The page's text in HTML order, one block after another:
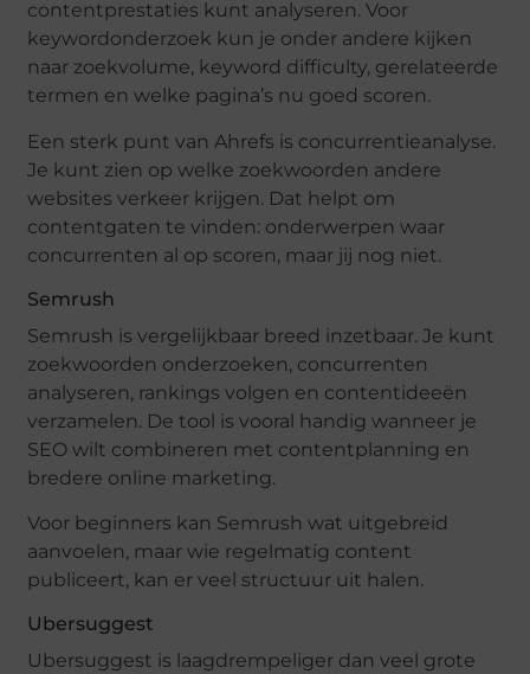
contentprestaties kunt analyseren. Voor
keywordonderzoek kun je onder andere kijken
naar zoekvolume, keyword difficulty, gerelateerde
termen en welke pagina’s nu goed scoren.
Een sterk punt van Ahrefs is concurrentieanalyse.
Je kunt zien op welke zoekwoorden andere
websites verkeer krijgen. Dat helpt om
contentgaten te vinden: onderwerpen waar
concurrenten al op scoren, maar jij nog niet.
Semrush
Semrush is vergelijkbaar breed inzetbaar. Je kunt
zoekwoorden onderzoeken, concurrenten
analyseren, rankings volgen en contentideeën
verzamelen. De tool is vooral handig wanneer je
SEO wilt combineren met contentplanning en
bredere online marketing.
Voor beginners kan Semrush wat uitgebreid
aanvoelen, maar wie regelmatig content
publiceert, kan er veel structuur uit halen.
Ubersuggest
Ubersuggest is laagdrempeliger dan veel grote